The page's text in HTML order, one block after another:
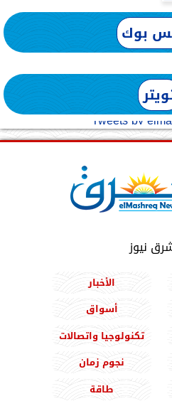
بوك
Tweets by
نيوز
الأخبار
أسواق
تكنولوجيا واتصالات
نجوم زمان
طاقة